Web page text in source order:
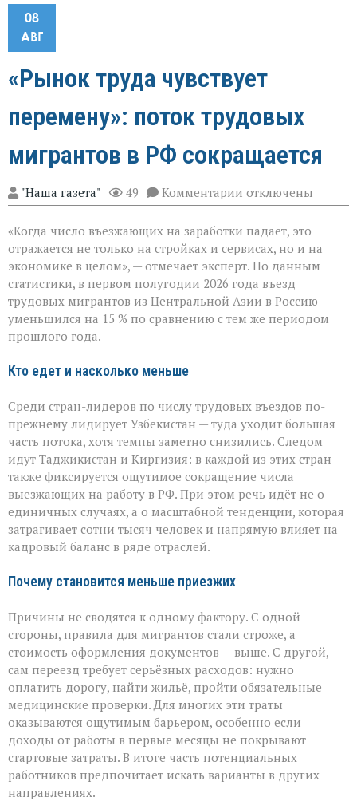
08
АВГ
«Рынок труда чувствует
перемену»: поток трудовых
мигрантов в РФ сокращается
"Наша газета" 49 Комментарии к
записи
труда
чувствует
перемену»:
поток
трудовых
мигрантов
в
РФ
отключены
«Когда число въезжающих на заработки падает, это
отражается не только на стройках и сервисах, но и на
экономике в целом», — отмечает эксперт. По данным
статистики, в первом полугодии 2026 года въезд
трудовых мигрантов из Центральной Азии в Россию
уменьшился на 15 % по сравнению с тем же периодом
прошлого года.
Кто едет и насколько меньше
Среди стран-лидеров по числу трудовых въездов по-
прежнему лидирует Узбекистан — туда уходит большая
часть потока, хотя темпы заметно снизились. Следом
идут Таджикистан и Киргизия: в каждой из этих стран
также фиксируется ощутимое сокращение числа
выезжающих на работу в РФ. При этом речь идёт не о
единичных случаях, а о масштабной тенденции, которая
затрагивает сотни тысяч человек и напрямую влияет на
кадровый баланс в ряде отраслей.
Почему становится меньше приезжих
Причины не сводятся к одному фактору. С одной
стороны, правила для мигрантов стали строже, а
стоимость оформления документов — выше. С другой,
сам переезд требует серьёзных расходов: нужно
оплатить дорогу, найти жильё, пройти обязательные
медицинские проверки. Для многих эти траты
оказываются ощутимым барьером, особенно если
доходы от работы в первые месяцы не покрывают
стартовые затраты. В итоге часть потенциальных
работников предпочитает искать варианты в других
направлениях.